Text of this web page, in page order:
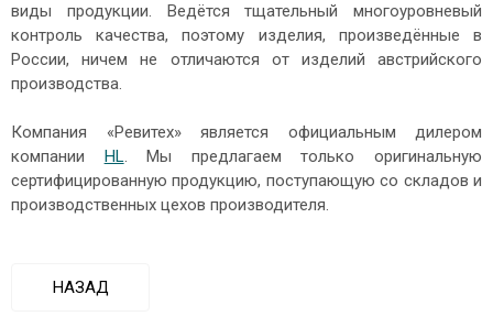
виды продукции. Ведётся тщательный многоуровневый
контроль качества, поэтому изделия, произведённые в
России, ничем не отличаются от изделий австрийского
производства.
Компания «Ревитех» является официальным дилером
компании HL. Мы предлагаем только оригинальную
сертифицированную продукцию, поступающую со складов и
производственных цехов производителя.
НАЗАД